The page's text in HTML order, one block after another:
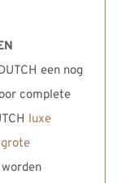
een nog
complete
luxe
grote